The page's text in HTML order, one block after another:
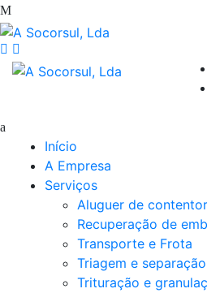
Início
A Empresa
Serviços
Aluguer de
Recuperação de
Transporte e Frota
Triagem e
Trituração e